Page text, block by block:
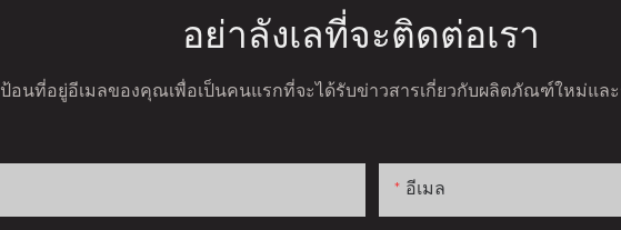
อย่าลังเลที่จะติดต่อเรา
ป้อนที่อยู่อีเมลของคุณเพื่อเป็นคนแรกที่จะได้รับข่าวสารเกี่ยวกับผลิตภัณฑ์ใหม่และ
อีเมล